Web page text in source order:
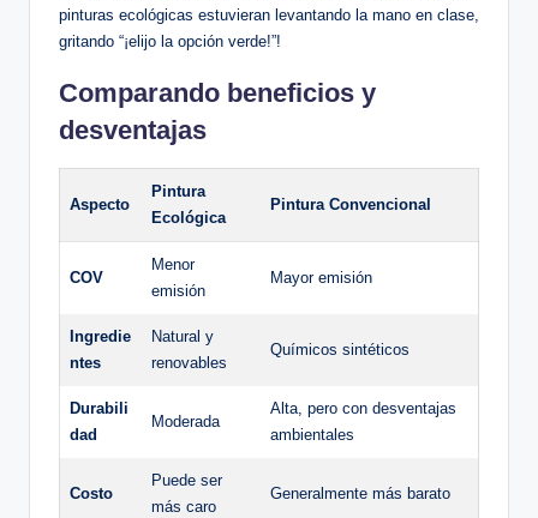
pinturas ecológicas estuvieran levantando la mano en clase,
gritando “¡elijo la opción verde!”!
Comparando beneficios y
desventajas
Aspecto
Pintura
Ecológica
Pintura Convencional
COV
Menor
emisión
Mayor emisión
Ingredie
ntes
Natural y
renovables
Químicos sintéticos
Durabili
dad
Moderada
Alta, pero con desventajas
ambientales
Costo
Puede ser
más caro
Generalmente más barato